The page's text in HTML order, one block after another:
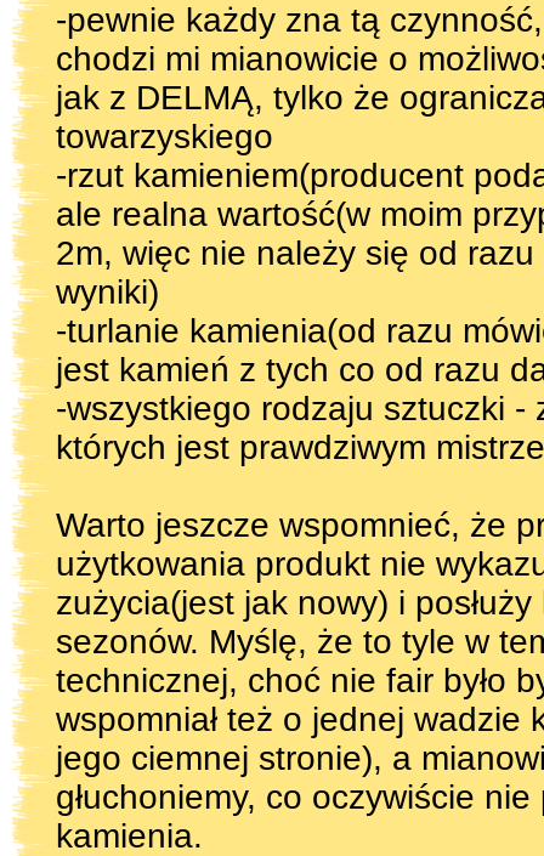
-pewnie każdy zna tą
chodzi mi mianowicie o
jak z DELMĄ, tylko że
towarzyskiego
-rzut kamieniem(producent
ale realna wartość(w moim
2m, więc nie należy się od
wyniki)
-turlanie kamienia(od razu
jest kamień z tych co od razu
-wszystkiego rodzaju sztuczki -
których jest prawdziwym
Warto jeszcze wspomnieć, że
użytkowania produkt nie
zużycia(jest jak nowy) i
sezonów. Myślę, że to tyle w
technicznej, choć nie fair było
wspomniał też o jednej wadzie
jego ciemnej stronie), a
głuchoniemy, co oczywiście
kamienia.